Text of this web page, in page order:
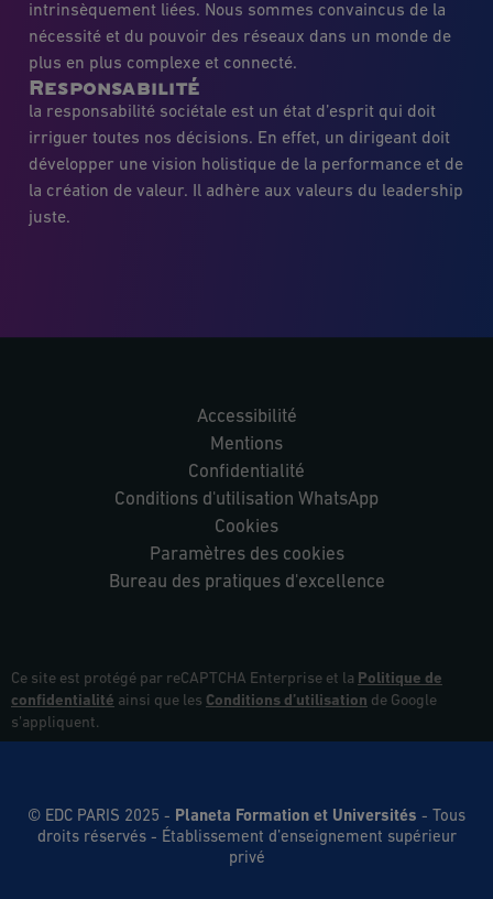
intrinsèquement liées. Nous sommes convaincus de la
nécessité et du pouvoir des réseaux dans un monde de
plus en plus complexe et connecté.
Responsabilité
la responsabilité sociétale est un état d’esprit qui doit
irriguer toutes nos décisions. En effet, un dirigeant doit
développer une vision holistique de la performance et de
la création de valeur. Il adhère aux valeurs du leadership
juste.
Accessibilité
Mentions
Confidentialité
Conditions d'utilisation WhatsApp
Cookies
Paramètres des cookies
Bureau des pratiques d'excellence
Ce site est protégé par reCAPTCHA Enterprise et la Politique de
confidentialité ainsi que les Conditions d’utilisation de Google
s’appliquent.
© EDC PARIS 2025 - Planeta Formation et Universités - Tous
droits réservés - Établissement d’enseignement supérieur
privé